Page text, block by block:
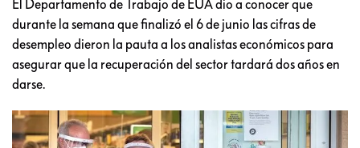
El Departamento de Trabajo de EUA dio a conocer que
durante la semana que finalizó el 6 de junio las cifras de
desempleo dieron la pauta a los analistas económicos para
asegurar que la recuperación del sector tardará dos años en
darse.